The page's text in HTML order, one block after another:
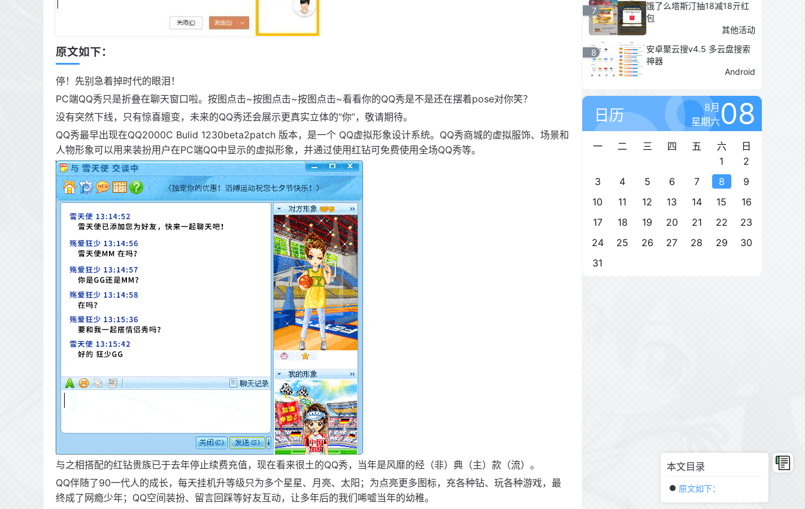
本文目录
原文如下：
原文如下：
停！先别急着掉时代的眼泪！
PC端QQ秀只是折叠在聊天窗口啦。按图点击~按图点击~按图点击~看看你的QQ秀是不是还在摆着pose对你笑？
没有突然下线，只有惊喜嬗变，未来的QQ秀还会展示更真实立体的“你”，敬请期待。
QQ秀最早出现在QQ2000C Bulid 1230beta2patch 版本，是一个 QQ虚拟形象设计系统。QQ秀商城的虚拟服饰、场景和
人物形象可以用来装扮用户在PC端QQ中显示的虚拟形象，并通过使用红钻可免费使用全场QQ秀等。
与之相搭配的红钻贵族已于去年停止续费充值，现在看来很土的QQ秀，当年是风靡的经（非）典（主）款（流）。
QQ伴随了90一代人的成长，每天挂机升等级只为多个星星、月亮、太阳；为点亮更多图标，充各种钻、玩各种游戏，最
终成了网瘾少年；QQ空间装扮、留言回踩等好友互动，让多年后的我们唏嘘当年的幼稚。
7
饿了么塔斯汀抽18减18亓红
包
其他活动
8
安卓聚云搜v4.5 多云盘搜索
神器
Android
日历
8月
星期六08
一 二 三 四 五 六
日
1
2
3
4 5 6 7 8
9
10
11 12 13 14 15
16
17
18 19 20 21 22
23
24
25 26 27 28 29
30
31